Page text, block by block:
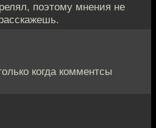
поэтому мнения не
когда комментсы